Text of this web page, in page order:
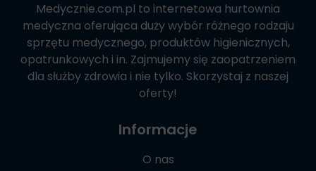
Medycznie.com.pl to internetowa hurtownia
medyczna oferująca duży wybór różnego rodzaju
sprzętu medycznego, produktów higienicznych,
opatrunkowych i in. Zajmujemy się zaopatrzeniem
dla służby zdrowia i nie tylko. Skorzystaj z naszej
oferty!
Informacje
O nas